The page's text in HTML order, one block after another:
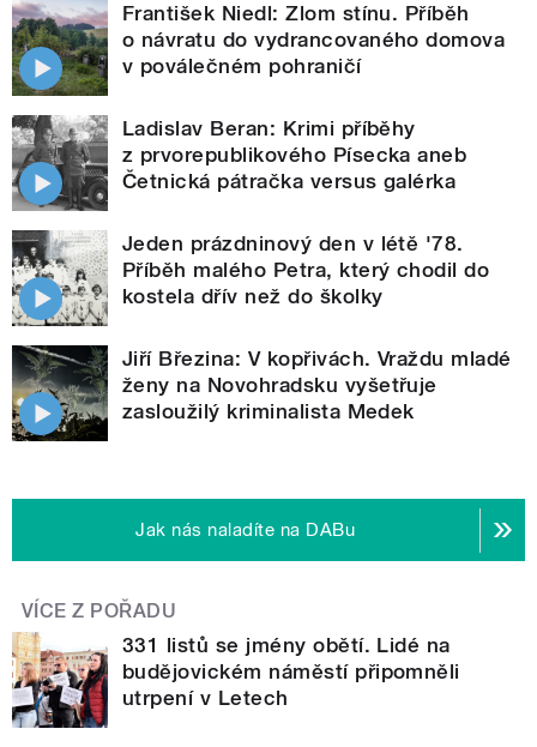
František Niedl: Zlom stínu. Příběh
o návratu do vydrancovaného domova
v poválečném pohraničí
Ladislav Beran: Krimi příběhy
z prvorepublikového Písecka aneb
Četnická pátračka versus galérka
Jeden prázdninový den v létě '78.
Příběh malého Petra, který chodil do
kostela dřív než do školky
Jiří Březina: V kopřivách. Vraždu mladé
ženy na Novohradsku vyšetřuje
zasloužilý kriminalista Medek
Jak nás naladíte na DABu
VÍCE Z POŘADU
331 listů se jmény obětí. Lidé na
budějovickém náměstí připomněli
utrpení v Letech